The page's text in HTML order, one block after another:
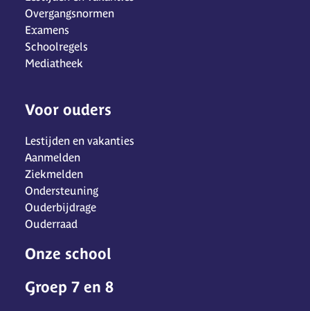
Overgangsnormen
Examens
Schoolregels
Mediatheek
Voor ouders
Lestijden en vakanties
Aanmelden
Ziekmelden
Ondersteuning
Ouderbijdrage
Ouderraad
Onze school
Groep 7 en 8